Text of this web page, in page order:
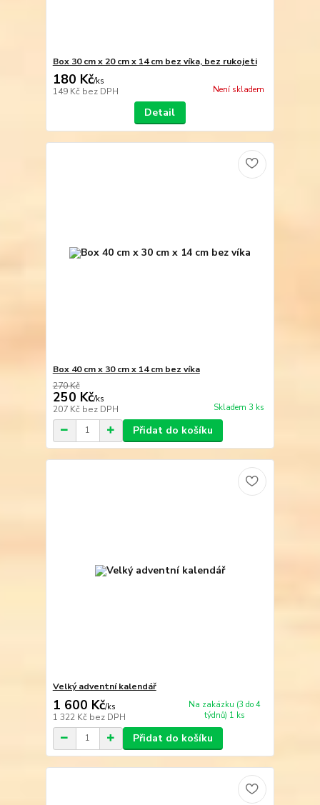
Box 30 cm x 20 cm x 14 cm bez víka, bez rukojeti
180 Kč/ks
149 Kč bez DPH Není skladem
Detail
Box 40 cm x 30 cm x 14 cm bez víka
270 Kč
250 Kč/ks
207 Kč bez DPH Skladem 3 ks
Přidat do košíku
Velký adventní kalendář
1 600 Kč/ks
1 322 Kč bez DPH
Na zakázku (3 do 4
týdnů) 1 ks
Přidat do košíku